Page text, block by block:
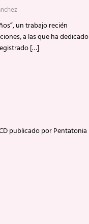
un trabajo recién
a las que ha dedicado
[…]
publicado por Pentatonia